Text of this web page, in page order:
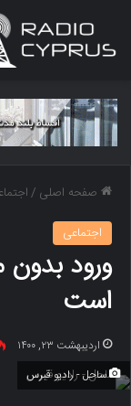
صفحه اصلی /
اجتماعی
ورود
است
اردیبهشت ۲۳, ۱۴۰۰
ساحل - رادیو قبرس